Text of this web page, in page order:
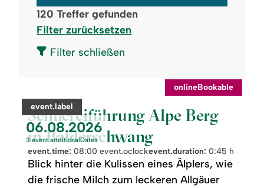
120 Treffer gefunden
Filter zurücksetzen
Filter schließen
category:
event.label
event.nextDate:
06.08.2026
3 event.additionalDates
onlineBookable
Sennereiführung Alpe Berg
in Balderschwang
event.time: 08:00 event.oclockevent.duration: 0:45 h
Blick hinter die Kulissen eines Älplers, wie
die frische Milch zum leckeren Allgäuer
readmore:
Sennereiführung
Alpe
Berg
Balderschwang